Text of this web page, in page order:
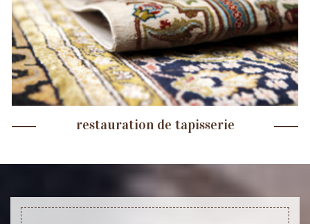
restauration de tapisserie